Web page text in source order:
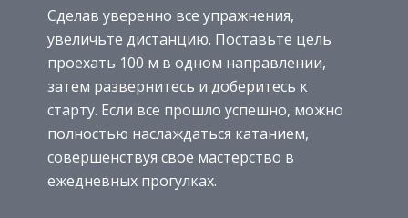
Сделав уверенно все упражнения,
увеличьте дистанцию. Поставьте цель
проехать 100 м в одном направлении,
затем развернитесь и доберитесь к
старту. Если все прошло успешно, можно
полностью наслаждаться катанием,
совершенствуя свое мастерство в
ежедневных прогулках.